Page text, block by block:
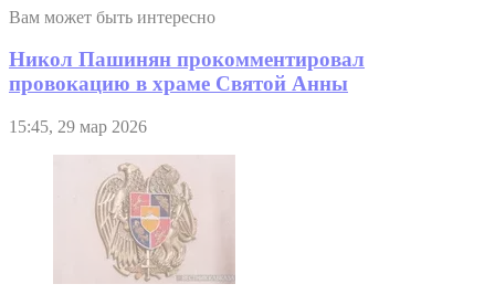
Вам может быть интересно
Никол Пашинян прокомментировал
провокацию в храме Святой Анны
15:45, 29 мар 2026